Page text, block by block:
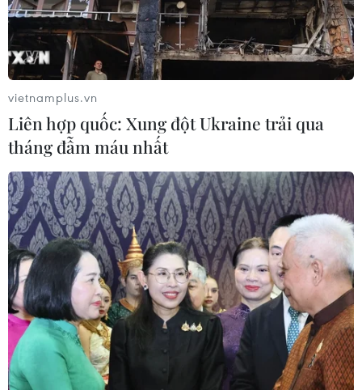
Cao tốc Mai Sơn-Quốc lộ 45 cho phép ôtô
lưu thông giảm tải Quốc lộ 1
28/04/2023 02:33
Từ ngày hôm nay, xe ôtô được phép lưu thông trên cao
tốc Mai Sơn-Quốc lộ 45 để giảm áp lực lưu lượng
phương tiện tại Quốc lộ 1 trong dịp nghỉ lễ 30/4-1/5.
vietnamplus.vn
Liên hợp quốc: Xung đột Ukraine trải qua
tháng đẫm máu nhất